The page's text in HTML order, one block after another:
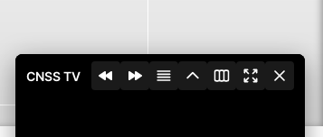
CNSS TV